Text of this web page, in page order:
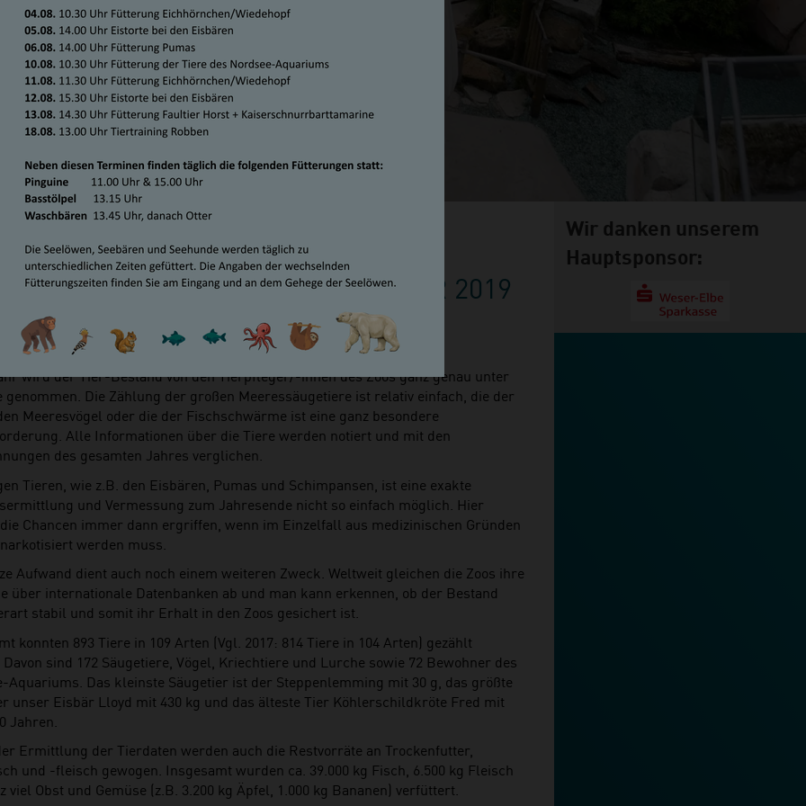
GEZÄHLT, GEWOGEN UND
– INVENTUR AM 8. JANUAR 2019
AM MEER!
08. Januar 2019
wird der Tier-Bestand von den Tierpfleger/-innen des Zoos ganz genau unter
genommen. Die Zählung der großen Meeressäugetiere ist relativ einfach, die der
Meeresvögel oder die der Fischschwärme ist eine ganz besondere
Alle Informationen über die Tiere werden notiert und mit den
des gesamten Jahres verglichen.
Tieren, wie z.B. den Eisbären, Pumas und Schimpansen, ist eine exakte
und Vermessung zum Jahresende nicht so einfach möglich. Hier
Chancen immer dann ergriffen, wenn im Einzelfall aus medizinischen Gründen
werden muss.
Aufwand dient auch noch einem weiteren Zweck. Weltweit gleichen die Zoos ihre
über internationale Datenbanken ab und man kann erkennen, ob der Bestand
stabil und somit ihr Erhalt in den Zoos gesichert ist.
konnten 893 Tiere in 109 Arten (Vgl. 2017: 814 Tiere in 104 Arten) gezählt
sind 172 Säugetiere, Vögel, Kriechtiere und Lurche sowie 72 Bewohner des
Aquariums. Das kleinste Säugetier ist der Steppenlemming mit 30 g, das größte
unser Eisbär Lloyd mit 430 kg und das älteste Tier Köhlerschildkröte Fred mit
Jahren.
Ermittlung der Tierdaten werden auch die Restvorräte an Trockenfutter,
und -fleisch gewogen. Insgesamt wurden ca. 39.000 kg Fisch, 6.500 kg Fleisch
viel Obst und Gemüse (z.B. 3.200 kg Äpfel, 1.000 kg Bananen) verfüttert.
Wir danken unserem
Hauptsponsor: